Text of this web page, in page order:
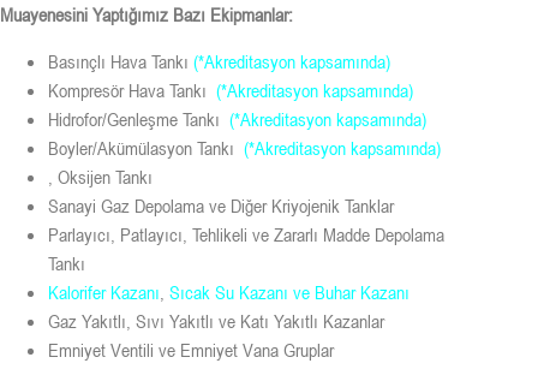
Muayenesini Yaptığımız Bazı Ekipmanlar:
Basınçlı Hava Tankı (*Akreditasyon kapsamında)
Kompresör Hava Tankı (*Akreditasyon kapsamında)
Hidrofor/Genleşme Tankı (*Akreditasyon kapsamında)
Boyler/Akümülasyon Tankı (*Akreditasyon kapsamında)
, Oksijen Tankı
Sanayi Gaz Depolama ve Diğer Kriyojenik Tanklar
Parlayıcı, Patlayıcı, Tehlikeli ve Zararlı Madde Depolama
Tankı
Kalorifer Kazanı Sıcak Su Kazanı ve Buhar Kazanı
Gaz Yakıtlı, Sıvı Yakıtlı ve Katı Yakıtlı Kazanlar
Emniyet Ventili ve Emniyet Vana Gruplar